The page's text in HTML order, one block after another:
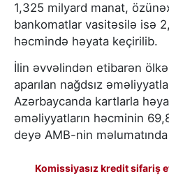
1,325 milyard manat,
bankomatlar vasitəsilə isə
həcmində həyata keçirilib.
İlin əvvəlindən etibarən
aparılan nağdsız
Azərbaycanda kartlarla
əməliyyatların həcminin
deyə AMB-nin
Komissiyasız kredit sifariş